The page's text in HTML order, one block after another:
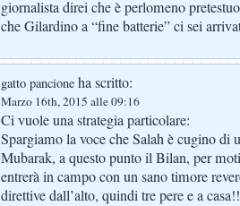
giornalista direi che è perlomeno
che Gilardino a “fine batterie” ci sei
gatto pancione ha scritto:
Marzo 16th, 2015 alle 09:16
Ci vuole una strategia particolare:
Spargiamo la voce che Salah è cugino di
Mubarak, a questo punto il Bilan, per
entrerà in campo con un sano timore
direttive dall’alto, quindi tre pere e a